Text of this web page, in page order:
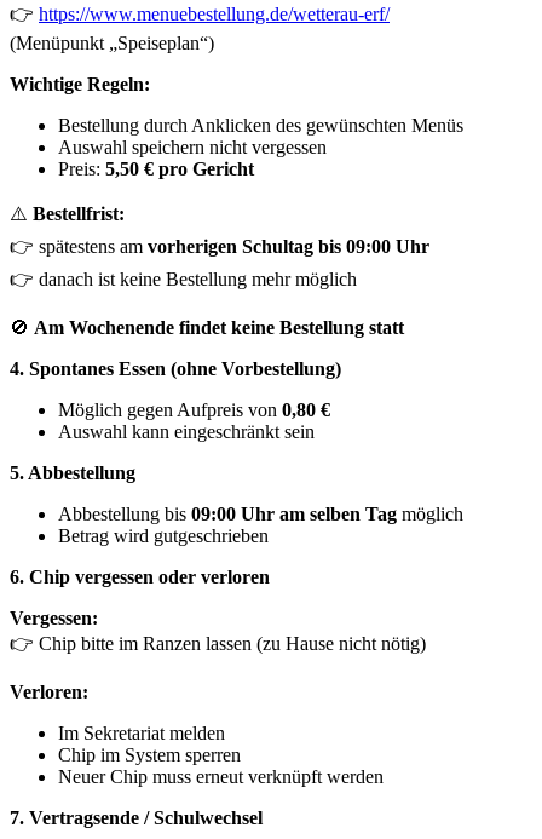
👉 https://www.menuebestellung.de/wetterau-erf/
(Menüpunkt „Speiseplan“)
Wichtige Regeln:
Bestellung durch Anklicken des gewünschten Menüs
Auswahl speichern nicht vergessen
Preis: 5,50 € pro Gericht
⚠️ Bestellfrist:
👉 spätestens am vorherigen Schultag bis 09:00 Uhr
👉 danach ist keine Bestellung mehr möglich
🚫 Am Wochenende findet keine Bestellung statt
4. Spontanes Essen (ohne Vorbestellung)
Möglich gegen Aufpreis von 0,80 €
Auswahl kann eingeschränkt sein
5. Abbestellung
Abbestellung bis 09:00 Uhr am selben Tag möglich
Betrag wird gutgeschrieben
6. Chip vergessen oder verloren
Vergessen:
👉 Chip bitte im Ranzen lassen (zu Hause nicht nötig)
Verloren:
Im Sekretariat melden
Chip im System sperren
Neuer Chip muss erneut verknüpft werden
7. Vertragsende / Schulwechsel